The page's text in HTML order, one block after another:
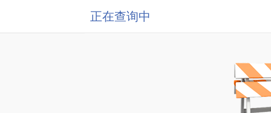
正在查询中